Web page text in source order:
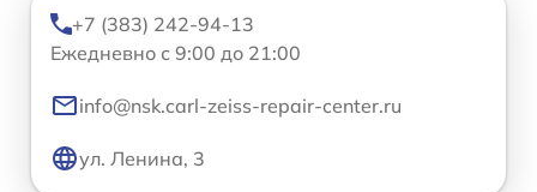
+7 (383) 242-94-13
Ежедневно с 9:00 до 21:00
info@nsk.carl-zeiss-repair-center.ru
ул. Ленина, 3